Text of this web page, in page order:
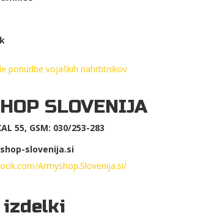
ponudbe vojaških nahrbtnikov
SLOVENIJA
55, GSM: 030/253-283
slovenija.si
Armyshop.Slovenija.si/
izdelki